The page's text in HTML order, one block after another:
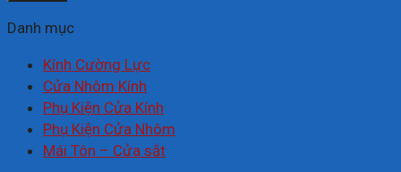
Danh mục
Kính Cường Lực
Cửa Nhôm Kính
Phụ Kiện Cửa Kính
Phụ Kiện Cửa Nhôm
Mái Tôn – Cửa sắt